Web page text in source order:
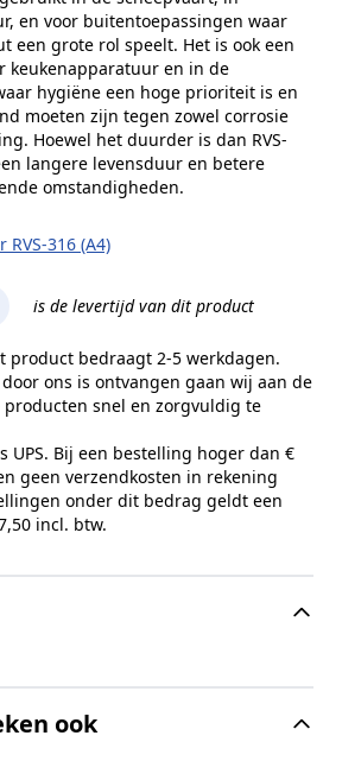
en voor buitentoepassingen waar
een grote rol speelt. Het is ook een
keukenapparatuur en in de
hygiëne een hoge prioriteit is en
moeten zijn tegen zowel corrosie
Hoewel het duurder is dan RVS-
langere levensduur en betere
omstandigheden.
316 (A4)
is de levertijd van dit product
product bedraagt 2-5 werkdagen.
ons is ontvangen gaan wij aan de
snel en zorgvuldig te
UPS. Bij een bestelling hoger dan €
geen verzendkosten in rekening
onder dit bedrag geldt een
incl. btw.
ook